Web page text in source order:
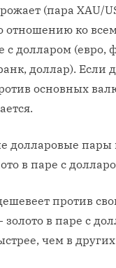
(пара XAU/
отношению ко
с долларом (евро,
доллар). Если
основных
долларовые пары
в паре с
против
в паре с
чем в